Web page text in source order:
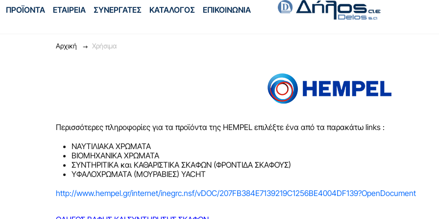
ΠΡΟΪΟΝΤΑ ΕΤΑΙΡΕΙΑ ΣΥΝΕΡΓΑΤΕΣ ΚΑΤΑΛΟΓΟΣ ΕΠΙΚΟΙΝΩΝΙΑ
Αρχική Χρήσιμα
Περισσότερες πληροφορίες για τα προϊόντα της HEMPEL επιλέξτε ένα από τα παρακάτω links :
ΝΑΥΤΙΛΙΑΚΑ ΧΡΩΜΑΤΑ
ΒΙΟΜΗΧΑΝΙΚΑ ΧΡΩΜΑΤΑ
ΣΥΝΤΗΡΙΤΙΚΑ και ΚΑΘΑΡΙΣΤΙΚΑ ΣΚΑΦΩΝ (ΦΡΟΝΤΙΔΑ ΣΚΑΦΟΥΣ)
ΥΦΑΛΟΧΡΩΜΑΤΑ (MΟΥΡΑΒΙΕΣ) YACHT
http://www.hempel.gr/internet/inegrc.nsf/vDOC/207FB384E7139219C1256BE4004DF139?OpenDocument